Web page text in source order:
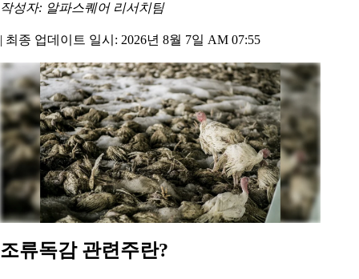
작성자: 알파스퀘어 리서치팀
| 최종 업데이트 일시: 2026년 8월 7일 AM 07:55
조류독감 관련주란?